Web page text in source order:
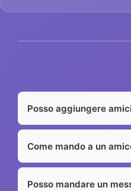
Posso aggiungere
Come mando a un
Posso mandare un